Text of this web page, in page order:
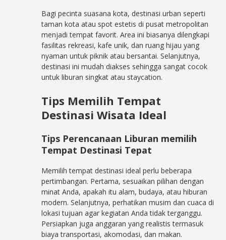
Bagi pecinta suasana kota, destinasi urban seperti
taman kota atau spot estetis di pusat metropolitan
menjadi tempat favorit. Area ini biasanya dilengkapi
fasilitas rekreasi, kafe unik, dan ruang hijau yang
nyaman untuk piknik atau bersantai. Selanjutnya,
destinasi ini mudah diakses sehingga sangat cocok
untuk liburan singkat atau staycation.
Tips Memilih Tempat
Destinasi Wisata Ideal
Tips Perencanaan Liburan memilih
Tempat Destinasi Tepat
Memilih tempat destinasi ideal perlu beberapa
pertimbangan. Pertama, sesuaikan pilihan dengan
minat Anda, apakah itu alam, budaya, atau hiburan
modern. Selanjutnya, perhatikan musim dan cuaca di
lokasi tujuan agar kegiatan Anda tidak terganggu.
Persiapkan juga anggaran yang realistis termasuk
biaya transportasi, akomodasi, dan makan.